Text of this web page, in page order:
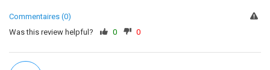
Commentaires (0)
Was this review helpful?
0 0